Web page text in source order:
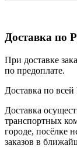
Доставка по
При доставке
по предоплате.
Доставка по
Доставка
транспортных
городе, посёлке
заказов в